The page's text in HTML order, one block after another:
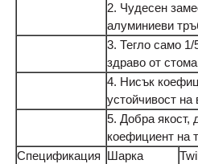
2. Чудесен
алуминиеви
3. Тегло само 1/
здраво от
4. Нисък
устойчивост на
5. Добра якост,
коефициент на
Спецификация Шарка